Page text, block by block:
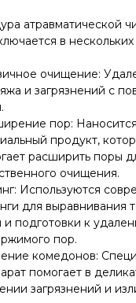
атравматической
в нескольких
очищение:
и загрязнений с
пор: Наносится
продукт,
расширить поры
очищения.
Используются
для выравнивания
и подготовки к
пор.
комедонов:
помогает в
загрязнений и